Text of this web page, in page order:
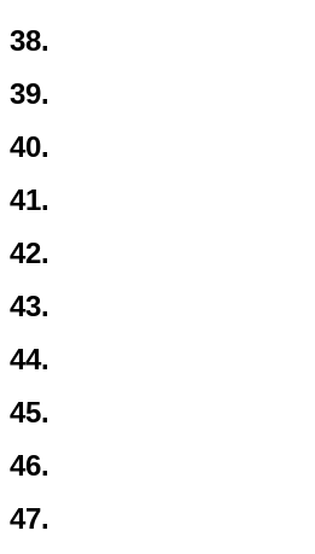
38.
39.
40.
41.
42.
43.
44.
45.
46.
47.